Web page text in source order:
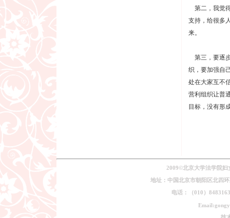
第二，我觉
支持，给很多
来。
第三，要逐
织，要加强自
处在大家互不
营利组织让普
目标，没有形
2009©北京大学法学院
地址：中国北京市朝阳区北四
电话：（010）